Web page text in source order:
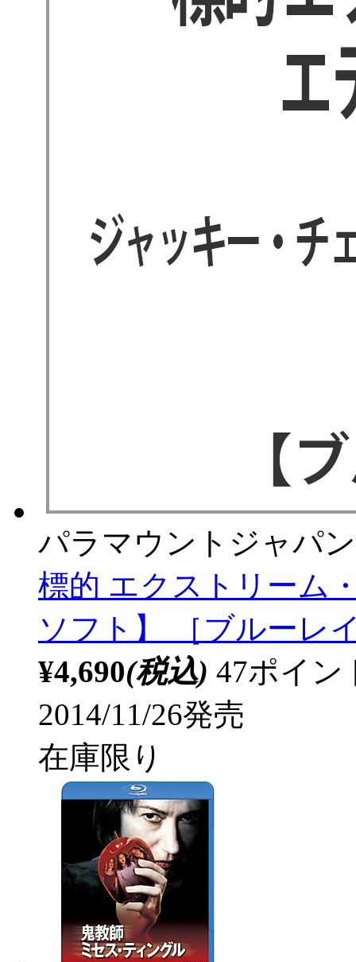
パラマウントジャパン
標的 エクストリーム
ソフト】 ［ブルーレ
¥4,690(税込) 47ポイ
2014/11/26発売
在庫限り